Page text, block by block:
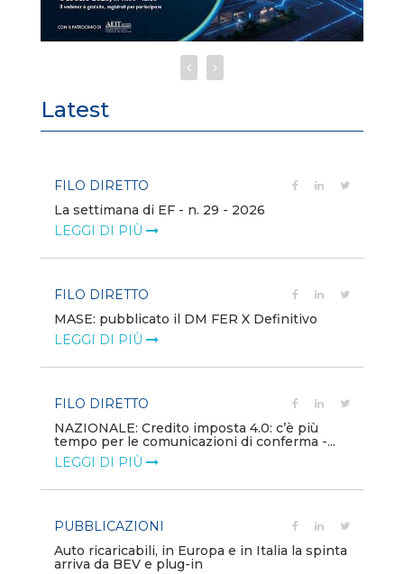
Latest
FILO DIRETTO
La settimana di EF - n. 29 - 2026
LEGGI DI PIÙ
FILO DIRETTO
MASE: pubblicato il DM FER X Definitivo
LEGGI DI PIÙ
FILO DIRETTO
NAZIONALE: Credito imposta 4.0: c’è più
tempo per le comunicazioni di conferma -...
LEGGI DI PIÙ
PUBBLICAZIONI
Auto ricaricabili, in Europa e in Italia la spinta
arriva da BEV e plug-in